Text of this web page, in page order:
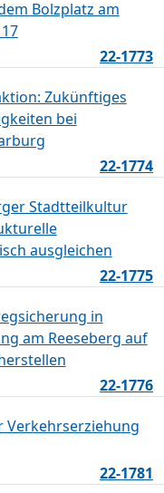
Bolzplatz am
22-1773
Zukünftiges
bei
22-1774
Stadtteilkultur
ausgleichen
22-1775
in
am Reeseberg auf
22-1776
Verkehrserziehung
22-1781